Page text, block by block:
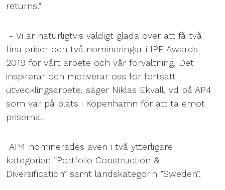
returns.”
- Vi är naturligtvis väldigt glada över att få två
fina priser och två nomineringar i IPE Awards
2019 för vårt arbete och vår förvaltning. Det
inspirerar och motiverar oss för fortsatt
utvecklingsarbete, säger Niklas Ekvall, vd på AP4
som var på plats i Köpenhamn för att ta emot
priserna.
AP4 nominerades även i två ytterligare
kategorier: ”Portfolio Construction &
Diversification” samt landskategorin ”Sweden”.